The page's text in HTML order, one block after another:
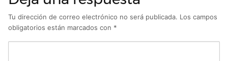
Tu dirección de correo electrónico no será publicada. Los campos
obligatorios están marcados con *